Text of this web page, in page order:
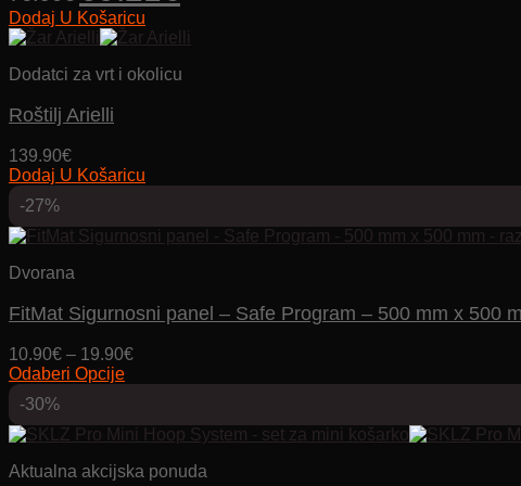
bila
je:
69.21€.
Dodaj U Košaricu
Dodatci za vrt i okolicu
Roštilj Arielli
139.90€
Dodaj U Košaricu
-27%
Dvorana
FitMat Sigurnosni panel – Safe Program – 500 mm x 500
10.90€ – 19.90€Price
19.90€
Odaberi Opcije
Ovaj
proizvod
ima
varijanti.
-30%
Aktualna akcijska ponuda